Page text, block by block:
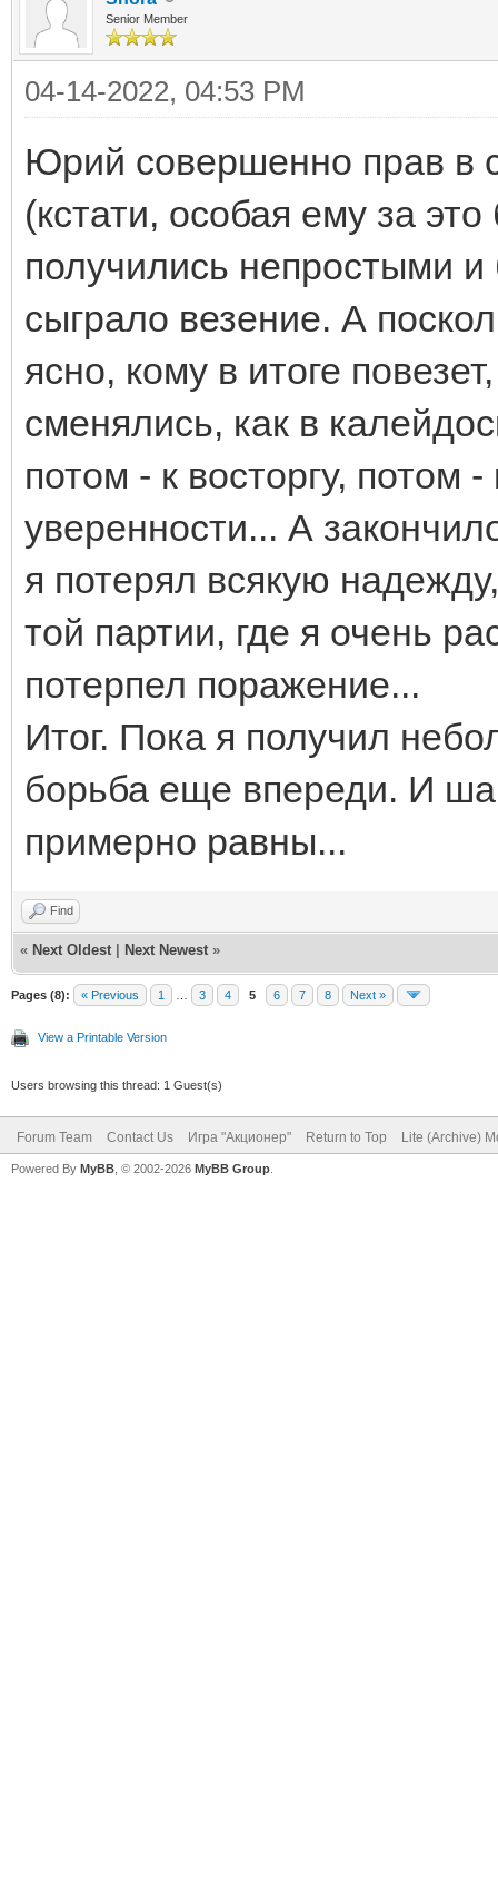
Senior Member
04-14-2022, 04:53 PM
Юрий совершенно прав в
(кстати, особая ему за
получились непростыми
сыграло везение. А
ясно, кому в итоге
сменялись, как в
потом - к восторгу, потом
уверенности... А
я потерял всякую
той партии, где я очень
потерпел поражение...
Итог. Пока я получил
борьба еще впереди. И
примерно равны...
Find
« Next Oldest Next Newest »
Pages (8): « Previous 1 3 4 5 6 7 8 Next »
View a Printable Version
Users browsing this thread: 1 Guest(s)
Forum Team Contact Us Игра "Акционер" Return to Top Lite (Archive)
Powered By MyBB , © 2002-2026 MyBB Group